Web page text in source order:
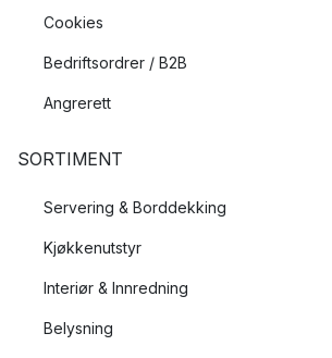
Cookies
Bedriftsordrer / B2B
Angrerett
SORTIMENT
Servering & Borddekking
Kjøkkenutstyr
Interiør & Innredning
Belysning